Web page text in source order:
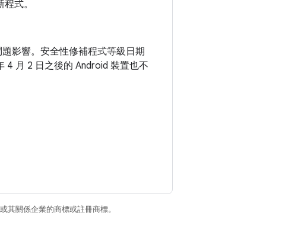
式。
影響。安全性修補程式等級日期
4 月 2 日之後的 Android 裝置也不
關係企業的商標或註冊商標。